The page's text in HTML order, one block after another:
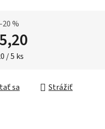
%
cena:
/ 5 ks
sa Strážiť